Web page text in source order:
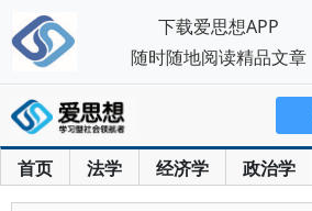
首页 法学 经济学 政治学
下载爱思想APP
随时随地阅读精品文章